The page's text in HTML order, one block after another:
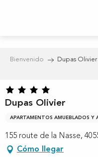
Bienvenido Dupas Olivier
Dupas Olivier
APARTAMENTOS AMUEBLADOS Y
155 route de la Nasse,
Cómo llegar